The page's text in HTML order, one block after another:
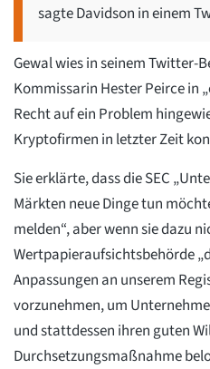
sagte Davidson in einem
Gewal wies in seinem Twitter-
Kommissarin Hester Peirce in
Recht auf ein Problem
Kryptofirmen in letzter Zeit
Sie erklärte, dass die SEC
Märkten neue Dinge tun
melden“, aber wenn sie dazu
Wertpapieraufsichtsbehörde
Anpassungen an unserem
vorzunehmen, um
und stattdessen ihren guten
Durchsetzungsmaßnahme